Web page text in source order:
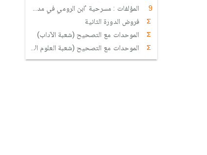
المؤلفات : مسرحية 'ابن الرومي في مدن الصفيح' لعبد الكريم برشيد
فروض الدورة الثانية
الموحدات مع التصحيح (شعبة الآداب)
الموحدات مع التصحيح (شعبة العلوم الإنسانية)